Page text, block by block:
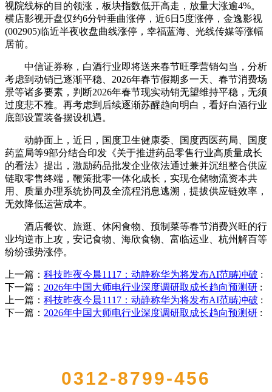
视院线标的目的领涨，板块指数低开高走，放量大涨逾4%。
横店影视开盘仅约6分钟垂曲涨停，近6日5度涨停，金逸影视
(002905)临近半夜收盘曲线涨停，幸福蓝海、光线传媒等涨幅
居前。
中信证券称，白酒行业即将送来春节旺季营销勾当，分析
考虑到动销已逐渐平稳、2026年春节假期多一天、春节消费场
景等诸多要素，判断2026年春节现实动销无望维持平稳，无须
过度悲不雅。再考虑到后续逐渐苏醒趋向明白，看好白酒行业
底部设置装备摆设机遇。
动静面上，近日，国度卫生健康委、国度西医药局、国度
药监局等9部分结合印发《关于推进药品零售行业高质量成长
的看法》提出，激励药品批发企业依法通过兼并沉组整合供应
链取零售终端，鞭策批零一体化成长，实现仓储物流资本共
用、质量办理系统协同及全流程消息逃溯，提拔供应链效率，
无效降低运营成本。
酒店餐饮、旅逛、休闲食物、预制菜等春节消费兴旺的行
业均逆市上攻，安记食物、海欣食物、富临运业、杭州解百等
纷纷强势涨停。
上一篇： 科技昨夜今晨1117：动静称华为将发布AI范畴冲破 :
下一篇： 2026年中国大师电行业深度调研取成长趋向预测研 :
上一篇： 科技昨夜今晨1117：动静称华为将发布AI范畴冲破 :
下一篇： 2026年中国大师电行业深度调研取成长趋向预测研 :
0312-8799-456